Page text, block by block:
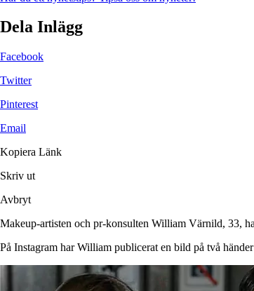
Dela Inlägg
Facebook
Twitter
Pinterest
Email
Kopiera Länk
Skriv ut
Avbryt
Makeup-artisten och pr-konsulten William Värnild, 33,
På Instagram har William publicerat en bild på två